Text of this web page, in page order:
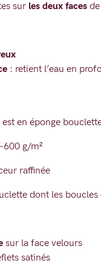
sur les deux faces
: retient l’eau en
est en éponge
600 g/m²
raffinée
dont les
sur la face velours
satinés